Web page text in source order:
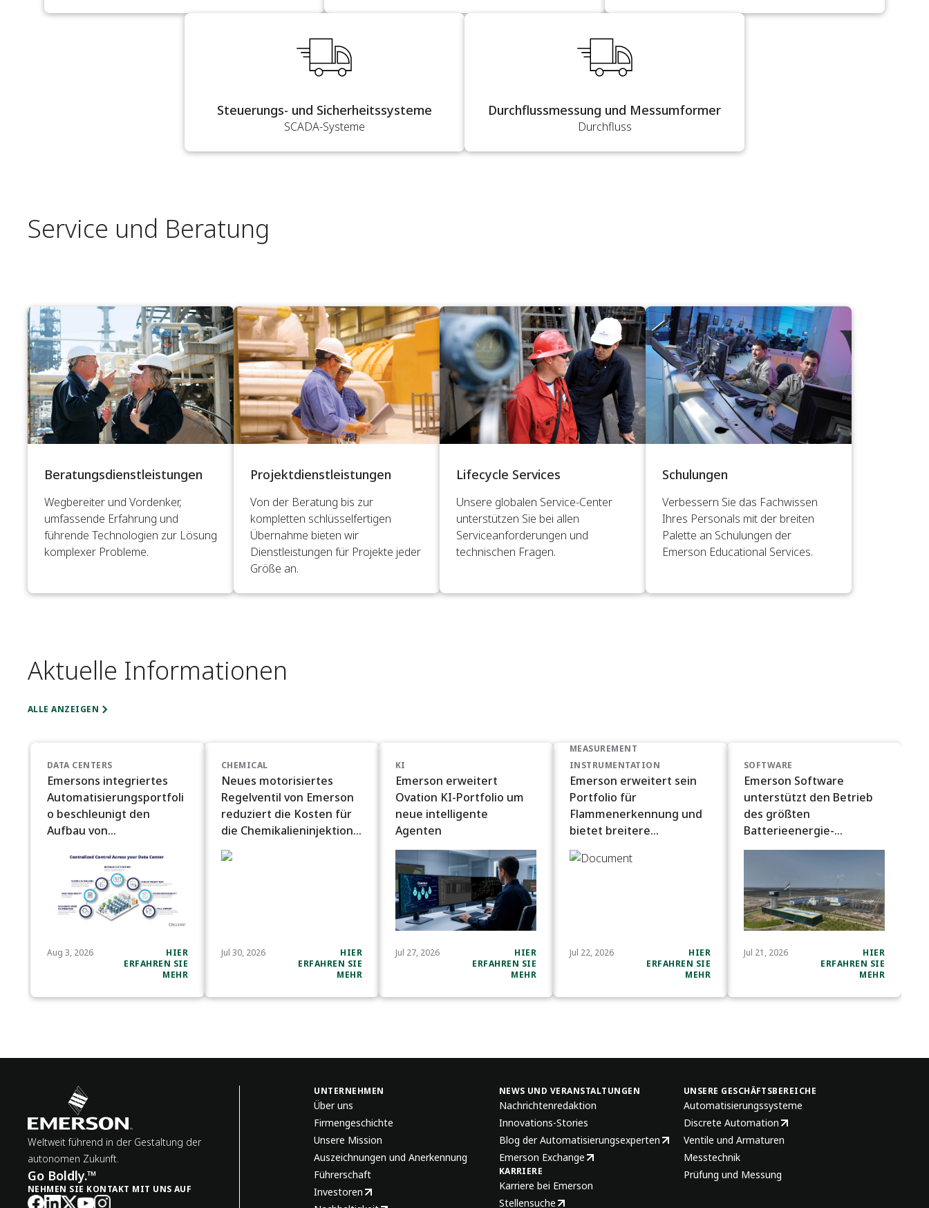
Steuerungs- und Sicherheitssysteme
SCADA-Systeme
Durchflussmessung und Messumformer
Durchfluss
Service und Beratung
Beratungsdienstleistungen
Wegbereiter und Vordenker,
umfassende Erfahrung und
führende Technologien zur Lösung
komplexer Probleme.
Projektdienstleistungen
Von der Beratung bis zur
kompletten schlüsselfertigen
Übernahme bieten wir
Dienstleistungen für Projekte jeder
Größe an.
Lifecycle Services
Unsere globalen Service-Center
unterstützen Sie bei allen
Serviceanforderungen und
technischen Fragen.
Schulungen
Verbessern Sie das Fachwissen
Ihres Personals mit der breiten
Palette an Schulungen der
Emerson Educational Services.
Aktuelle Informationen
ALLE ANZEIGEN
DATA CENTERS
Emersons integriertes
Automatisierungsportfoli
o beschleunigt den
Aufbau von
Maßstab.
Aug 3, 2026
HIER
ERFAHREN SIE
MEHR
CHEMICAL
Neues motorisiertes
Regelventil von Emerson
reduziert die Kosten für
die Chemikalieninjektion
in Offshore-
Anwendungen für
Jul 30, 2026
HIER
ERFAHREN SIE
MEHR
KI
Emerson erweitert
Ovation KI-Portfolio um
neue intelligente
Agenten
Jul 27, 2026
HIER
ERFAHREN SIE
MEHR
MEASUREMENT
INSTRUMENTATION
Emerson erweitert sein
Portfolio für
Flammenerkennung und
bietet breitere
Anwendungsflexibilität
Jul 22, 2026
HIER
ERFAHREN SIE
MEHR
SOFTWARE
Emerson Software
unterstützt den Betrieb
des größten
Batterieenergie-
Speichersystems in Indien
Jul 21, 2026
HIER
ERFAHREN SIE
MEHR
Weltweit führend in der Gestaltung der
autonomen Zukunft.
Go Boldly.™
NEHMEN SIE KONTAKT MIT UNS AUF
UNTERNEHMEN
Über uns
Firmengeschichte
Unsere Mission
Auszeichnungen und Anerkennung
Führerschaft
Investoren
NEWS UND VERANSTALTUNGEN
Nachrichtenredaktion
Innovations-Stories
Blog der Automatisierungsexperten
Emerson Exchange
KARRIERE
Karriere bei Emerson
Stellensuche
UNSERE GESCHÄFTSBEREICHE
Automatisierungssysteme
Discrete Automation
Ventile und Armaturen
Messtechnik
Prüfung und Messung